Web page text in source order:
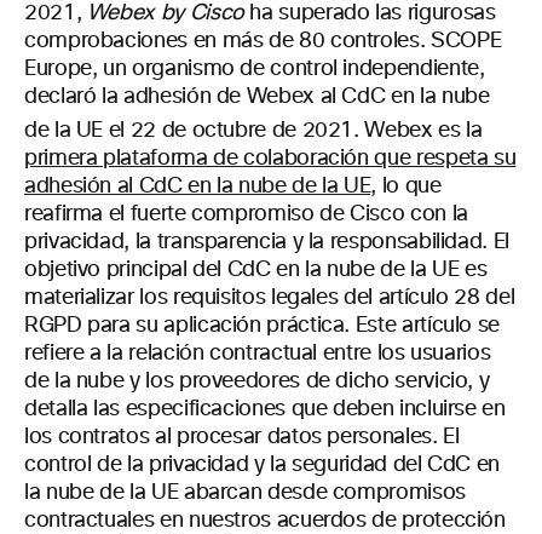
2021, Webex by Ciscoha superado las rigurosas
comprobaciones en más de 80 controles. SCOPE
Europe, un organismo de control independiente,
declaró la adhesión de Webex al CdC en la nube
de la UE el 22 de octubre de 2021. Webex es la
primera plataforma de colaboración que respeta su
adhesión al CdC en la nube de la UE, lo que
reafirma el fuerte compromiso de Cisco con la
privacidad, la transparencia y la responsabilidad. El
objetivo principal del CdC en la nube de la UE es
materializar los requisitos legales del artículo 28 del
RGPD para su aplicación práctica. Este artículo se
refiere a la relación contractual entre los usuarios
de la nube y los proveedores de dicho servicio, y
detalla las especificaciones que deben incluirse en
los contratos al procesar datos personales. El
control de la privacidad y la seguridad del CdC en
la nube de la UE abarcan desde compromisos
contractuales en nuestros acuerdos de protección